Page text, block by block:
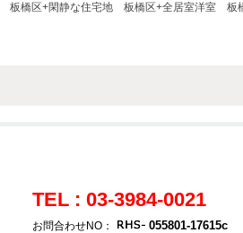
板橋区+閑静な住宅地 板橋区+全居室洋室 板
TEL : 03-3984-0021
お問合わせNO： 055801-17615c